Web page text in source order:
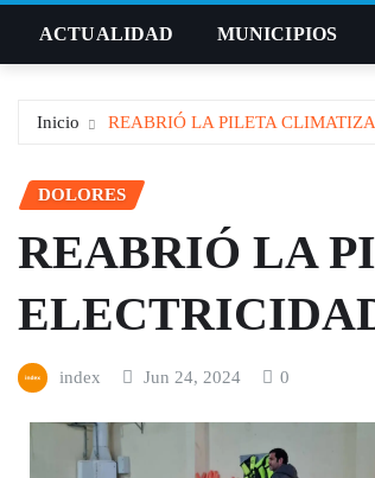
ACTUALIDAD MUNICIPIOS
Inicio REABRIÓ LA PILETA
DOLORES
REABRIÓ LA
index Jun 24, 2024 0